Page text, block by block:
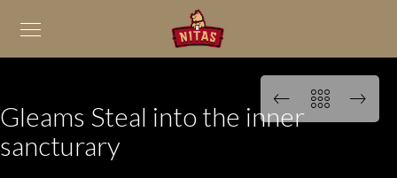
Gleams Steal into the inner
sancturary